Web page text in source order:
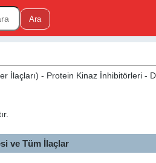
İlaçları) - Protein Kinaz İnhibitörleri -
ve Tüm İlaçlar